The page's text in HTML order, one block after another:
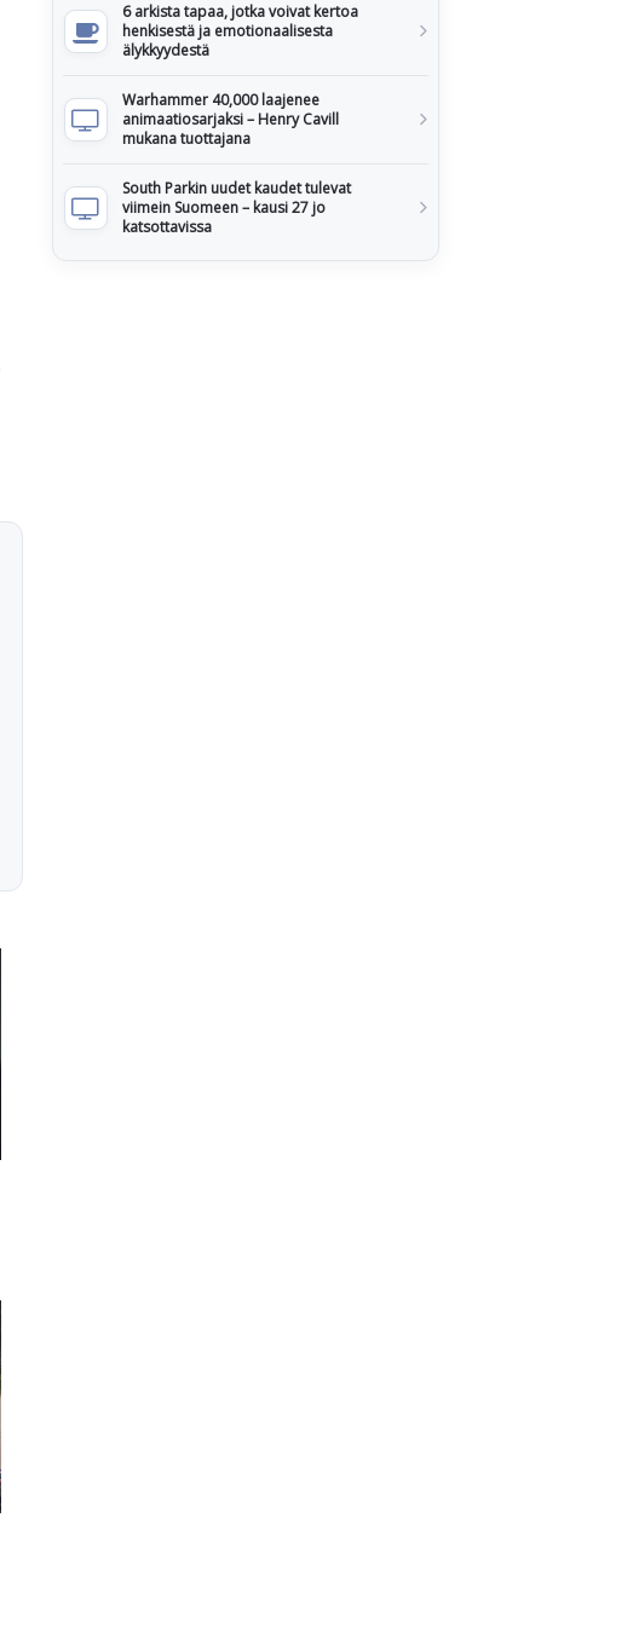
6 arkista tapaa, jotka voivat kertoa
henkisestä ja emotionaalisesta
älykkyydestä
Warhammer 40,000 laajenee
animaatiosarjaksi – Henry Cavill
mukana tuottajana
South Parkin uudet kaudet tulevat
viimein Suomeen – kausi 27 jo
katsottavissa